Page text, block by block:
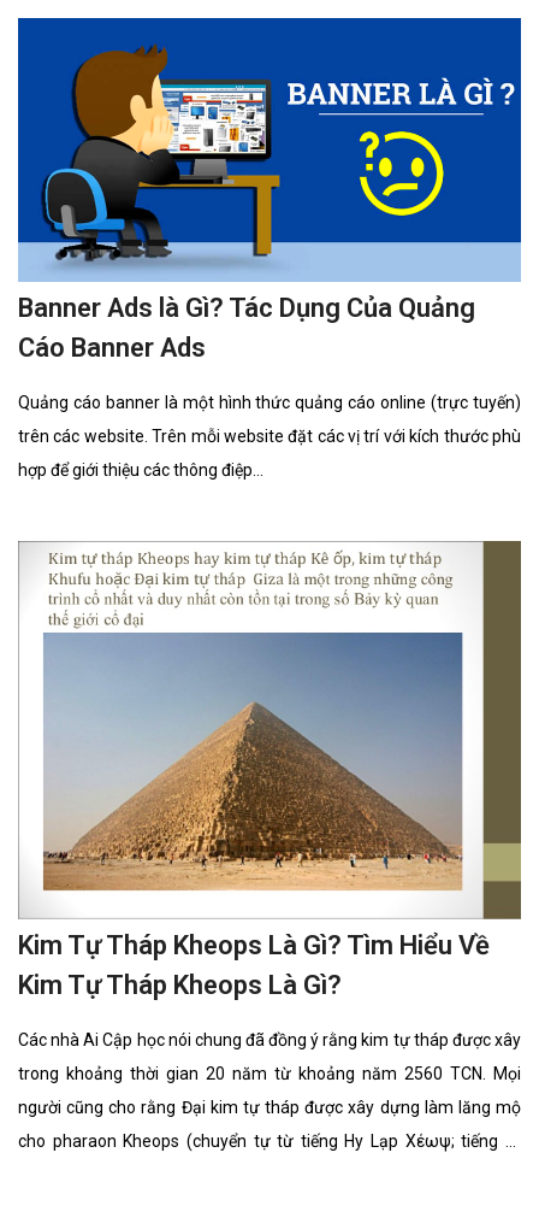
Banner Ads là Gì? Tác Dụng Của Quảng
Cáo Banner Ads
Quảng cáo banner là một hình thức quảng cáo online (trực tuyến)
trên các website. Trên mỗi website đặt các vị trí với kích thước phù
hợp để giới thiệu các thông điệp...
Kim Tự Tháp Kheops Là Gì? Tìm Hiểu Về
Kim Tự Tháp Kheops Là Gì?
Các nhà Ai Cập học nói chung đã đồng ý rằng kim tự tháp được xây
trong khoảng thời gian 20 năm từ khoảng năm 2560 TCN. Mọi
người cũng cho rằng Đại kim tự tháp được xây dựng làm lăng mộ
cho pharaon Kheops (chuyển tự từ tiếng Hy Lạp Χέωψ; tiếng Ai
Cập: Khufu) thuộc Triều đại thứ tư thời Ai Cập cổ đại, vì thế nó đã
được gọi là Kim tự tháp Kheops.